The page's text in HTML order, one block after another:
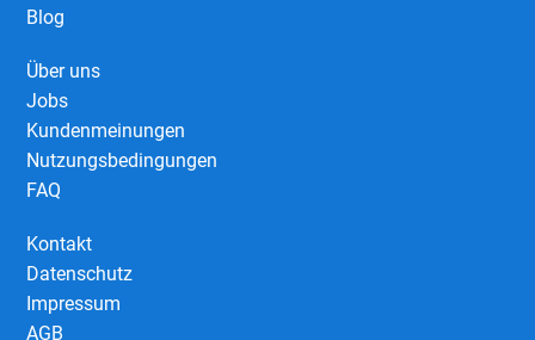
Blog
Über uns
Jobs
Kundenmeinungen
Nutzungsbedingungen
FAQ
Kontakt
Datenschutz
Impressum
AGB